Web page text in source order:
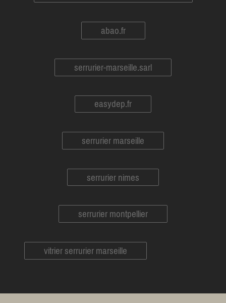
abao.fr
serrurier-marseille.sarl
easydep.fr
serrurier marseille
serrurier nimes
serrurier montpellier
vitrier serrurier marseille